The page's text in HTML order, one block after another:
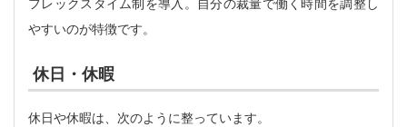
フレックスタイム制を導入。自分の裁量で働く時間を調整し
やすいのが特徴です。
休日・休暇
休日や休暇は、次のように整っています。